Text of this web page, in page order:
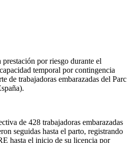
por riesgo durante el
temporal por contingencia
de trabajadoras embarazadas del Parc
de 428 trabajadoras embarazadas
seguidas hasta el parto, registrando
hasta el inicio de su licencia por